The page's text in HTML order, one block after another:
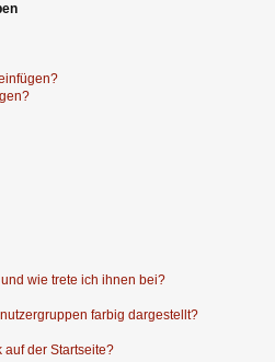
wie trete ich ihnen bei?
farbig dargestellt?
auf der Startseite?